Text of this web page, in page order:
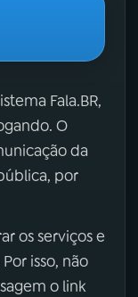
Fala.BR,
O
da
por
os serviços e
isso, não
o link